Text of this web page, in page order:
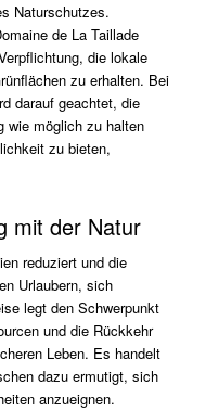
Naturschutzes.
de La Taillade
die lokale
zu erhalten. Bei
darauf geachtet, die
wie möglich zu halten
zu bieten,
mit der Natur
reduziert und die
Urlaubern, sich
legt den Schwerpunkt
und die Rückkehr
Leben. Es handelt
dazu ermutigt, sich
anzueignen.